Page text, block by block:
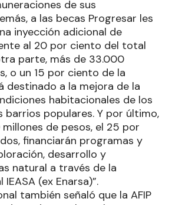
de sus
a las becas Progresar les
inyección adicional de
al 20 por ciento del total
parte, más de 33.000
o un 15 por ciento de la
destinado a la mejora de la
habitacionales de los
barrios populares. Y por último,
de pesos, el 25 por
financiarán programas y
desarrollo y
natural a través de la
(ex Enarsa)”.
también señaló que la AFIP